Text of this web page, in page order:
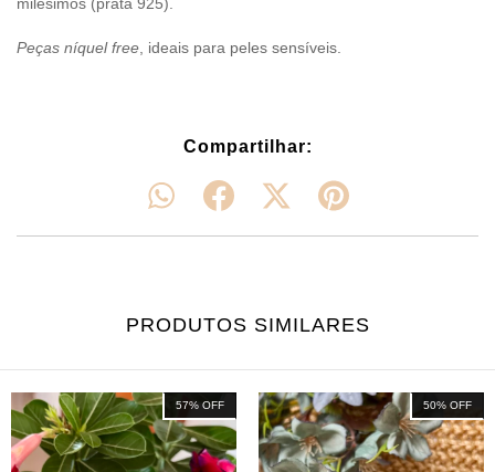
Peças níquel free , ideais para peles sensíveis.
Compartilhar:
PRODUTOS SIMILARES
57% OFF 50% OFF